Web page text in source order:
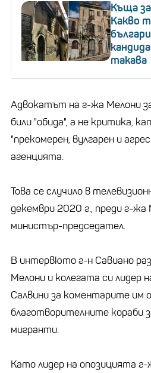
Къща
Какво
такава
Адвокатът на г-жа Мелони
били "обида", а не критика,
"прекомерен, вулгарен и
агенцията.
Това се случило в
декември 2020 г., преди г-
министър-председател.
В интервюто г-н Савиано
Мелони и колегата си лидер
Салвини за коментарите им
благотворителните кораби
мигранти.
Като лидер на опозицията